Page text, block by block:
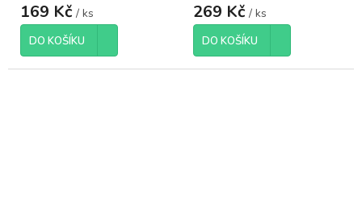
169 Kč / ks
DO KOŠÍKU
269 Kč / ks
DO KOŠÍKU